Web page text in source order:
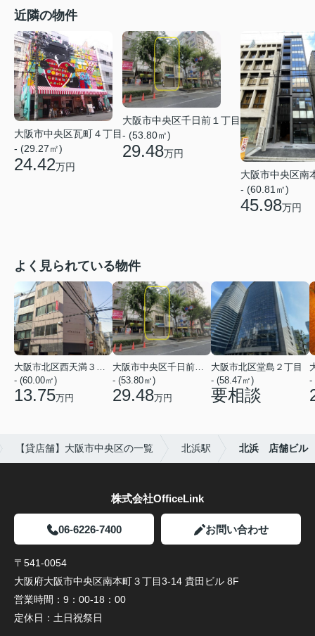
近隣の物件
大阪市中央区瓦町４丁目
- (29.27㎡)
24.42万円
大阪市中央区千日前１丁目
- (53.80㎡)
29.48万円
大阪市中央区南
- (60.81㎡)
45.98万円
よく見られている物件
- (60.00㎡)
13.75万円
- (53.80㎡)
29.48万円
大阪市北区堂島２丁目
- (58.47㎡)
要相談
-
【貸店舗】大阪市中央区の一覧 北浜駅 北浜 店舗ビル
株式会社OfficeLink
06-6226-7400 お問い合わせ
〒541-0054
大阪府大阪市中央区南本町３丁目3-14 貴田ビル 8F
営業時間： 9：00-18：00
定休日： 土日祝祭日